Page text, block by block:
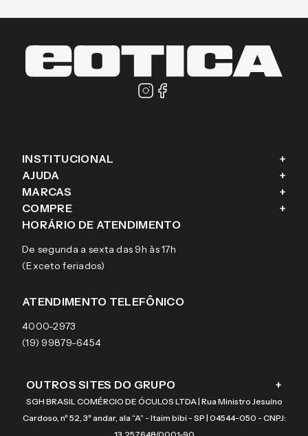
INSTITUCIONAL +
Sobre a eÓtica
Aviso de privacidade
Termos e condições de uso
AJUDA +
Trocas e Devoluções
Pagamentos
Garantias
MARCAS +
Ray-Ban
Tecnol
Arnette
Burberry
COMPRE +
Óculos de sol
Lentes de contato
HORÁRIO DE ATENDIMENTO
De segunda a sexta das 9h às 17h
(Exceto feriados)
ATENDIMENTO TELEFÔNICO
4000-2973
(19) 99879-6454
OUTROS SITES DO GRUPO +
SGH BRASIL COMÉRCIO DE ÓCULOS LTDA | Rua Ministro Jesuíno
Cardoso, nº 52, 3º andar, ala “A” - Itaim bibi - SP | 04544-050 - CNPJ: